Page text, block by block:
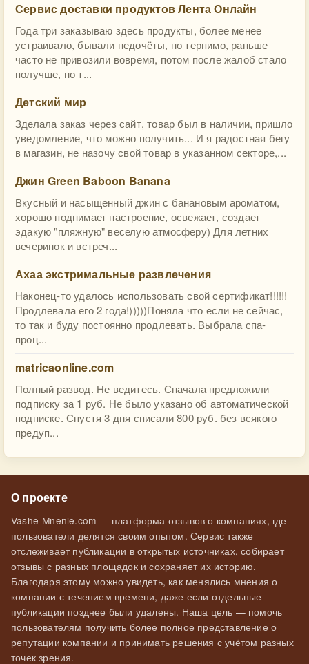
Сервис доставки продуктов Лента Онлайн
Года три заказываю здесь продукты, более менее
устраивало, бывали недочёты, но терпимо, раньше
часто не привозили вовремя, потом после жалоб стало
получше, но т...
Детский мир
Зделала заказ через сайт, товар был в наличии, пришло
уведомление, что можно получить... И я радостная бегу
в магазин, не назочу свой товар в указанном секторе,...
Джин Green Baboon Banana
Вкусный и насыщенный джин с банановым ароматом,
хорошо поднимает настроение, освежает, создает
эдакую "пляжную" веселую атмосферу) Для летних
вечеринок и встреч...
Ахаа экстримальные развлечения
Наконец-то удалось использовать свой сертификат!!!!!!
Продлевала его 2 года!)))))Поняла что если не сейчас,
то так и буду постоянно продлевать. Выбрала спа-
проц...
matricaonline.com
Полный развод. Не ведитесь. Сначала предложили
подписку за 1 руб. Не было указано об автоматической
подписке. Спустя 3 дня списали 800 руб. без всякого
предуп...
О проекте
Vashe-Mnenie.com — платформа отзывов о компаниях, где
пользователи делятся своим опытом. Сервис также
отслеживает публикации в открытых источниках, собирает
отзывы с разных площадок и сохраняет их историю.
Благодаря этому можно увидеть, как менялись мнения о
компании с течением времени, даже если отдельные
публикации позднее были удалены. Наша цель — помочь
пользователям получить более полное представление о
репутации компании и принимать решения с учётом разных
точек зрения.